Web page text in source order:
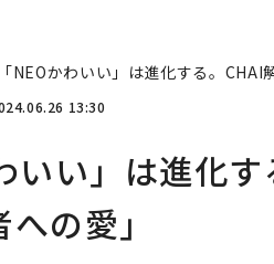
「NEOかわいい」は進化する。CHAI
13:30
いい」は進化
の愛」